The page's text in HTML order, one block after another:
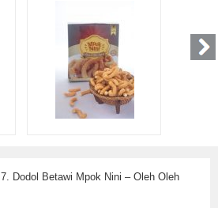
7. Dodol Betawi Mpok Nini – Oleh Oleh